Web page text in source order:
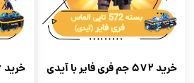
خرید 572 جم فری فایر با آیدی خرید 1166 جم فری فایر با آیدی